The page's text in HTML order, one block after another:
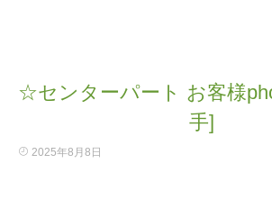
☆センターパート お客様
手]
2025年8月8日